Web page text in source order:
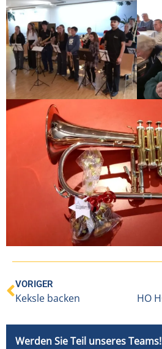
VORIGER
Keksle backen
Werden Sie Teil unseres Teams!